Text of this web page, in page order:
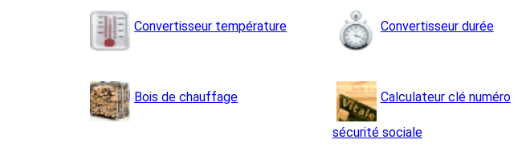
Convertisseur température Convertisseur durée
Bois de chauffage Calculateur clé numéro
sécurité sociale